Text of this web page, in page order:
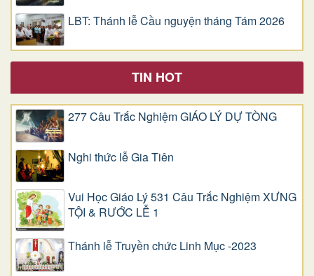
LBT: Thánh lễ Cầu nguyện tháng Tám 2026
TIN HOT
277 Câu Trắc Nghiệm GIÁO LÝ DỰ TÒNG
Nghi thức lễ Gia Tiên
Vui Học Giáo Lý 531 Câu Trắc Nghiệm XƯNG
TỘI & RƯỚC LỄ 1
Thánh lễ Truyền chức Linh Mục -2023